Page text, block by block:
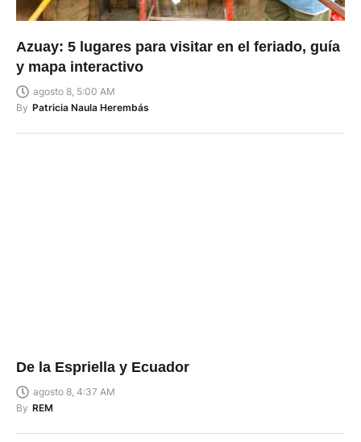
Azuay: 5 lugares para visitar en el feriado, guía
y mapa interactivo
agosto 8, 5:00 AM
By Patricia Naula Herembás
De la Espriella y Ecuador
agosto 8, 4:37 AM
By REM